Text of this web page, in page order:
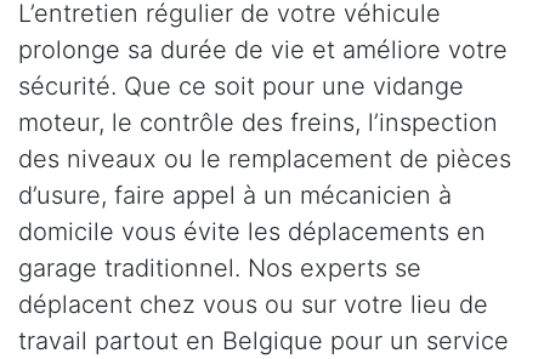
L’entretien régulier de votre véhicule
prolonge sa durée de vie et améliore votre
sécurité. Que ce soit pour une vidange
moteur, le contrôle des freins, l’inspection
des niveaux ou le remplacement de pièces
d’usure, faire appel à un mécanicien à
domicile vous évite les déplacements en
garage traditionnel. Nos experts se
déplacent chez vous ou sur votre lieu de
travail partout en Belgique pour un service